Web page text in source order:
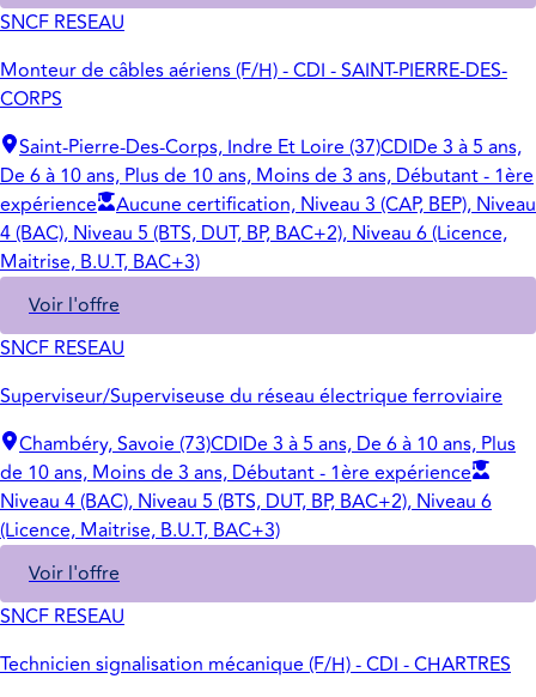
SNCF RESEAU
Monteur de câbles aériens (F/H) - CDI - SAINT-PIERRE-DES-
CORPS
Saint-Pierre-Des-Corps, Indre Et Loire (37)CDIDe 3 à 5 ans,
De 6 à 10 ans, Plus de 10 ans, Moins de 3 ans, Débutant - 1ère
expérience
Aucune certification, Niveau 3 (CAP, BEP), Niveau
4 (BAC), Niveau 5 (BTS, DUT, BP, BAC+2), Niveau 6 (Licence,
Maitrise, B.U.T, BAC+3)
Voir l'offre
SNCF RESEAU
Superviseur/Superviseuse du réseau électrique ferroviaire
Chambéry, Savoie (73)CDIDe 3 à 5 ans, De 6 à 10 ans, Plus
de 10 ans, Moins de 3 ans, Débutant - 1ère expérience
Niveau 4 (BAC), Niveau 5 (BTS, DUT, BP, BAC+2), Niveau 6
(Licence, Maitrise, B.U.T, BAC+3)
Voir l'offre
SNCF RESEAU
Technicien signalisation mécanique (F/H) - CDI - CHARTRES